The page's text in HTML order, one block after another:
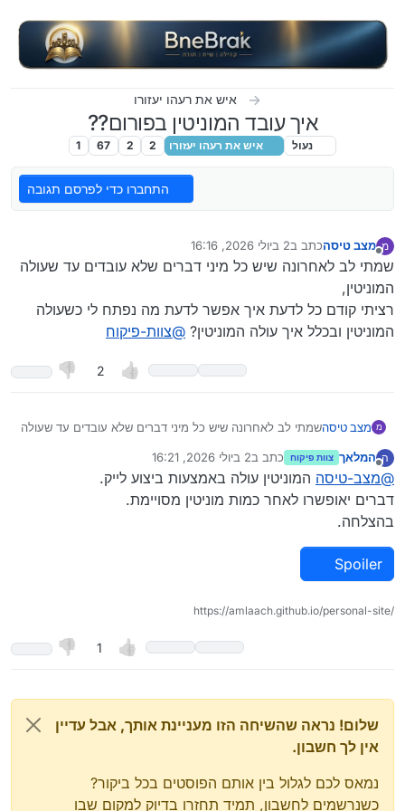
איש את רעהו יעזורו
איך עובד המוניטין בפורום??
נעול איש את רעהו יעזורו 2
2
67
1
התחברו כדי לפרסם תגובה
מ
מנותק
מצב טיסהכתב ב2 ביולי 2026, 16:16
נערך לאחרונה על ידי המלאך
שמתי לב לאחרונה שיש כל מיני דברים שלא עובדים עד שעולה
המוניטין,
רציתי קודם כל לדעת איך אפשר לדעת מה נפתח לי כשעולה
המוניטין ובכלל איך עולה המוניטין? @צוות-פיקוח
2
מ מצב טיסהשמתי לב לאחרונה שיש כל מיני דברים שלא עובדים עד שעולה
רציתי קודם כל לדעת איך אפשר לדעת מה נפתח לי כשעולה
המוניטין ובכלל איך עולה המוניטין?@צוות-פיקוח
ה המלאך צוות פיקוח כתב ב2 ביולי 2026, 16:21
נערך לאחרונה על ידי המלאך
@מצב-טיסה המוניטין עולה באמצעות ביצוע לייק.
דברים יאופשרו לאחר כמות מוניטין מסויימת.
בהצלחה.
Spoiler
https://amlaach.github.io/personal-site/
1
שלום! נראה שהשיחה הזו מעניינת אותך, אבל עדיין
אין לך חשבון.
נמאס לכם לגלול בין אותם הפוסטים בכל ביקור?
כשנרשמים לחשבון, תמיד תחזרו בדיוק למקום שבו